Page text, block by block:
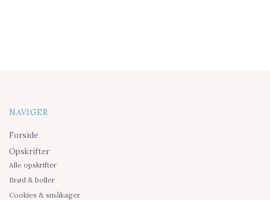
NAVIGER
Forside
Opskrifter
Alle opskrifter
Brød & boller
Cookies & småkager